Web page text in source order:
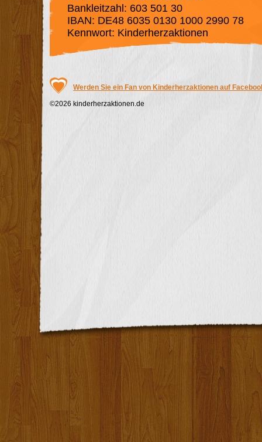
Bankleitzahl: 603 501 30
IBAN: DE48 6035 0130 1000 2990 78
Kennwort: Kinderherzaktionen
Werden Sie ein Fan von Kinderherzaktionen auf
©2026 kinderherzaktionen.de